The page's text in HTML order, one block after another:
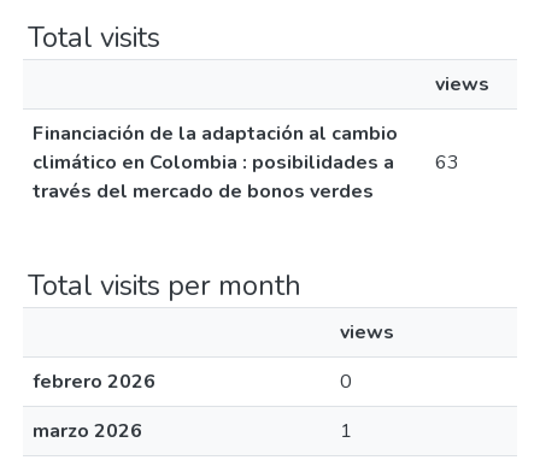
Total visits
views
Financiación de la adaptación al cambio
climático en Colombia : posibilidades a
través del mercado de bonos verdes
63
Total visits per month
views
febrero 2026
0
marzo 2026
1